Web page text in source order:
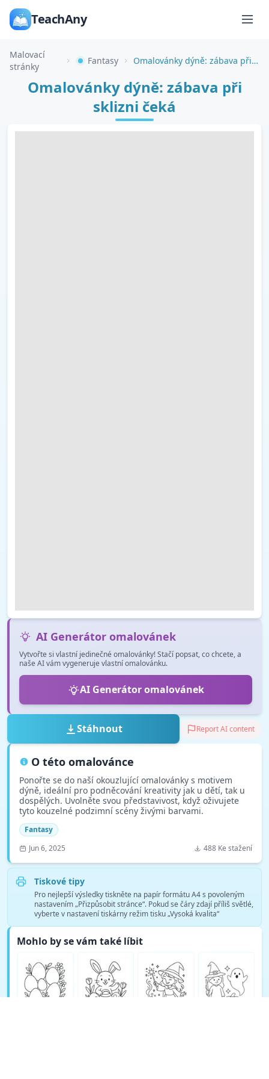
TeachAny
Malovací
stránky
Fantasy Omalovánky dýně: zábava při sklizni čeká
Omalovánky dýně: zábava při
sklizni čeká
AI Generátor omalovánek
Vytvořte si vlastní jedinečné omalovánky! Stačí popsat, co chcete, a
naše AI vám vygeneruje vlastní omalovánku.
AI Generátor omalovánek
Stáhnout Report AI content
O této omalovánce
Ponořte se do naší okouzlující omalovánky s motivem
dýně, ideální pro podněcování kreativity jak u dětí, tak u
dospělých. Uvolněte svou představivost, když oživujete
tyto kouzelné podzimní scény živými barvami.
Fantasy
Jun 6, 2025
488 Ke stažení
Tiskové tipy
Pro nejlepší výsledky tiskněte na papír formátu A4 s povoleným
nastavením „Přizpůsobit stránce“. Pokud se čáry zdají příliš světlé,
vyberte v nastavení tiskárny režim tisku „Vysoká kvalita“
Mohlo by se vám také líbit